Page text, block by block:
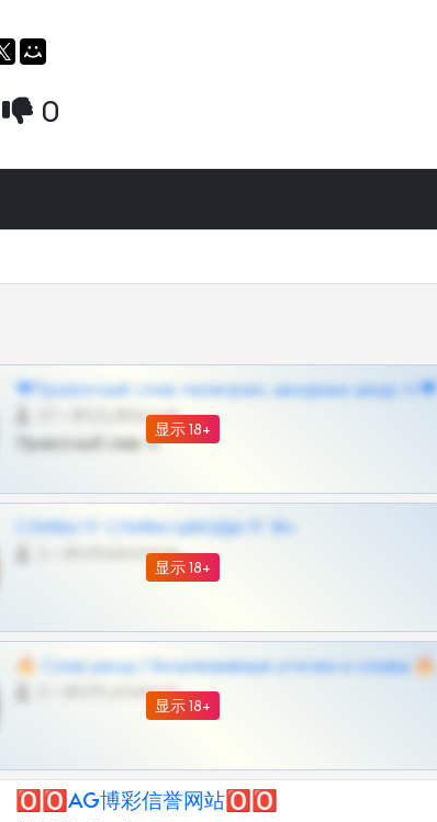
0
显示 18+
❤Приватный слив телеграм, шкодных шкур тг❤
@SZu3ll3sCatt_bot
Приватный слив тг
显示 18+
СЛИВЫ ТГ СЛИВЫ ШКОДЫ ТГ 18+
@VIPARHIVS55BOT
显示 18+
🔥 Слив шкод | Эксклюзивные утечки и сливы 🔥
@OPLATAPODPSK1BOT
🅾️🅾️AG博彩信誉网站🅾️🅾️